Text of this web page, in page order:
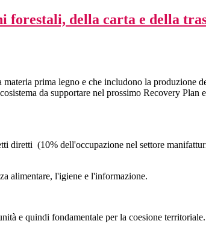
forestali, della carta e della
prima legno e che includono la produzione
da supportare nel prossimo Recovery Plan
diretti (10% dell'occupazione nel settore
alimentare, l'igiene e l'informazione.
e quindi fondamentale per la coesione territoriale.